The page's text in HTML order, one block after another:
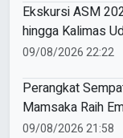
Ekskursi ASM
hingga Kalimas
09/08/2026 22:22
Perangkat
Mamsaka Raih
Awards 2026
09/08/2026 21:58